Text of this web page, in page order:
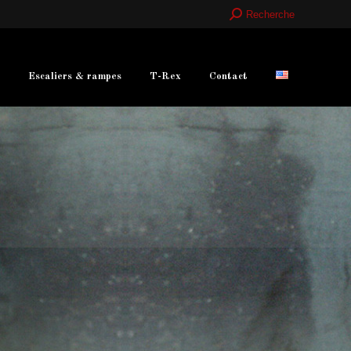
Recherche
Recherche
Escaliers & rampes T-Rex Contact